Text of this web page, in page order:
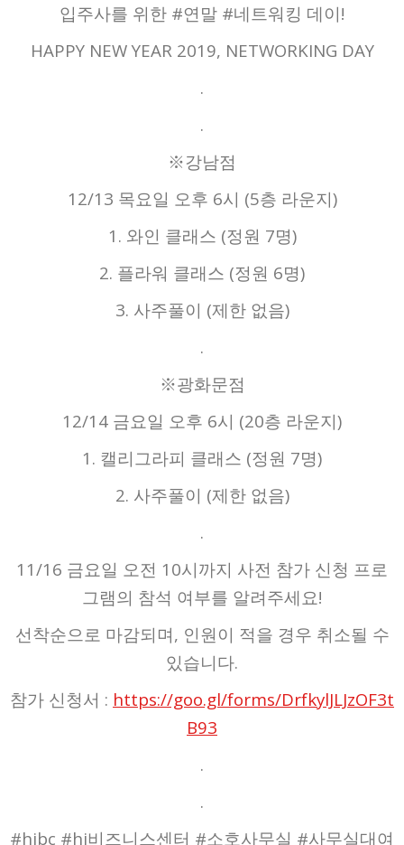
입주사를 위한 #연말 #네트워킹 데이!
HAPPY NEW YEAR 2019, NETWORKING DAY
.
.
※강남점
12/13 목요일 오후 6시 (5층 라운지)
1. 와인 클래스 (정원 7명)
2. 플라워 클래스 (정원 6명)
3. 사주풀이 (제한 없음)
.
※광화문점
12/14 금요일 오후 6시 (20층 라운지)
1. 캘리그라피 클래스 (정원 7명)
2. 사주풀이 (제한 없음)
.
11/16 금요일 오전 10시까지 사전 참가 신청 프로
그램의 참석 여부를 알려주세요!
선착순으로 마감되며, 인원이 적을 경우 취소될 수
있습니다.
참가 신청서 : https://goo.gl/forms/DrfkylJLJzOF3t
B93
.
.
#hjbc #hj비즈니스센터 #소호사무실 #사무실대여